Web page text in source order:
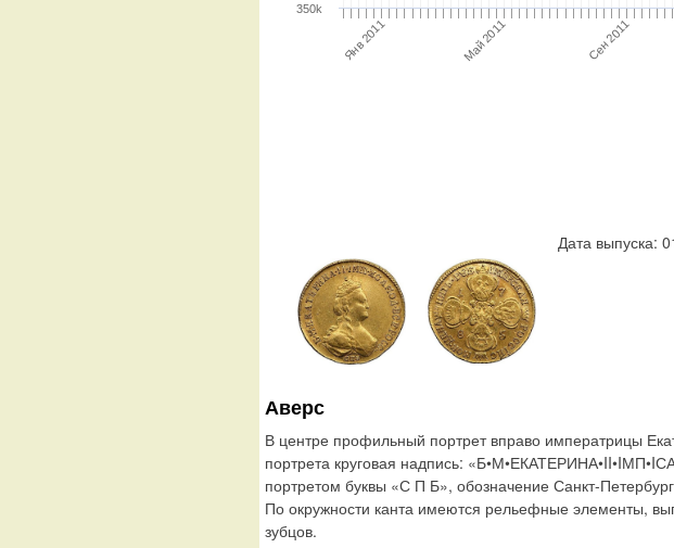
Янв 2011 Май 2011 Сен 2011
350k
Дата выпуска:
Аверс
В центре профильный портрет вправо императрицы
портрета круговая надпись:
портретом буквы «С П Б», обозначение Санкт-
По окружности канта имеются рельефные элементы,
зубцов.